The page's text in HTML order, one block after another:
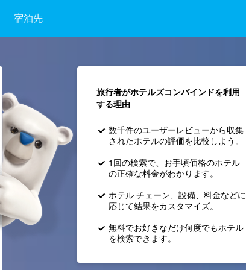
宿泊先
旅行者がホテルズコンバインド​を利用
する理由
数千件のユーザーレビューから収集
されたホテルの評価を比較しよう。
1回の検索で、お手頃価格のホテル
の正確な料金がわかります。
ホテル チェーン、設備、料金などに
応じて結果をカスタマイズ。
無料でお好きなだけ何度でもホテル
を検索できます。